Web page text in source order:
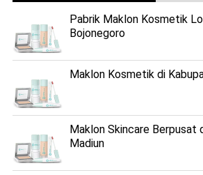
Pabrik Maklon Kosmetik
Bojonegoro
Maklon Kosmetik di
Maklon Skincare Berpusat
Madiun